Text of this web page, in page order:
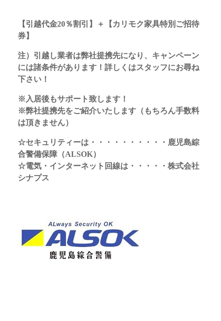
【引越代金20％割引】＋【カリモク家具特別ご招待
券】
注）引越し業者は弊社提携先になり、キャンペーン
には諸条件があります！詳しくはスタッフにお尋ね
下さい！
※入居後もサポート致します！
※弊社提携先をご紹介いたします（もちろん手数料
は頂きません）
☆セキュリティーは・・・・・・・・・・鹿児島綜
合警備保障（ALSOK）
☆電気・インターネット回線は・・・・・株式会社
シナプス